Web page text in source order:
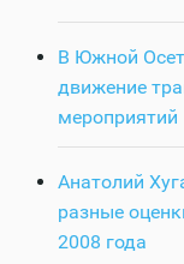
В Южной
движение
мероприятий
Анатолий
разные
2008 года